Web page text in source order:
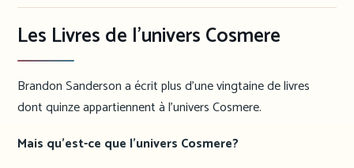
Les Livres de l’univers Cosmere
Brandon Sanderson a écrit plus d’une vingtaine de livres
dont quinze appartiennent à l’univers Cosmere.
Mais qu’est-ce que l’univers Cosmere?